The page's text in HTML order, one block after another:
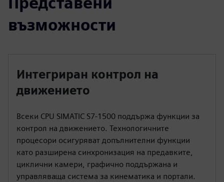
възможности
Интегриран контрол на
движението
Всеки CPU SIMATIC S7-1500 поддържа функции за
контрол на движението. Технологичните
процесори осигуряват допълнителни функции
като разширена синхронизация на предавките,
циклични камери, графично поддържана и
управляваща система за кинематика и портали.